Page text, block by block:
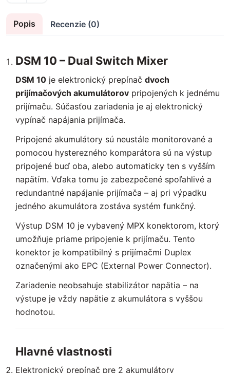
Popis Recenzie (0)
DSM 10 – Dual Switch Mixer
DSM 10 je elektronický prepínač dvoch
prijímačových akumulátorov pripojených k jednému
prijímaču. Súčasťou zariadenia je aj elektronický
vypínač napájania prijímača.
Pripojené akumulátory sú neustále monitorované a
pomocou hysterezného komparátora sú na výstup
pripojené buď oba, alebo automaticky ten s vyšším
napätím. Vďaka tomu je zabezpečené spoľahlivé a
redundantné napájanie prijímača – aj pri výpadku
jedného akumulátora zostáva systém funkčný.
Výstup DSM 10 je vybavený MPX konektorom, ktorý
umožňuje priame pripojenie k prijímaču. Tento
konektor je kompatibilný s prijímačmi Duplex
označenými ako EPC (External Power Connector).
Zariadenie neobsahuje stabilizátor napätia – na
výstupe je vždy napätie z akumulátora s vyššou
hodnotou.
Hlavné vlastnosti
Elektronický prepínač pre 2 akumulátory